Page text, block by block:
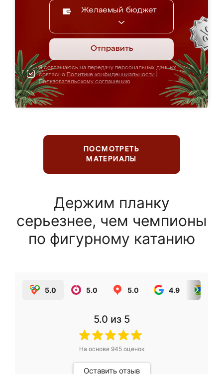
Желаемый бюджет
Отправить
Я соглашаюсь на передачу персональных данных
согласно Политике конфиденциальности
Пользовательскому соглашению
ПОСМОТРЕТЬ
МАТЕРИАЛЫ
Держим планку
серьезнее, чем чемпионы
по фигурному катанию
5.0 5.0 5.0 4.9
5.0 из 5
На основе 945оценок
Оставить отзыв